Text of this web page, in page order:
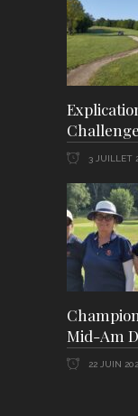
3 JUILLET
Mid-Am
22 JUIN